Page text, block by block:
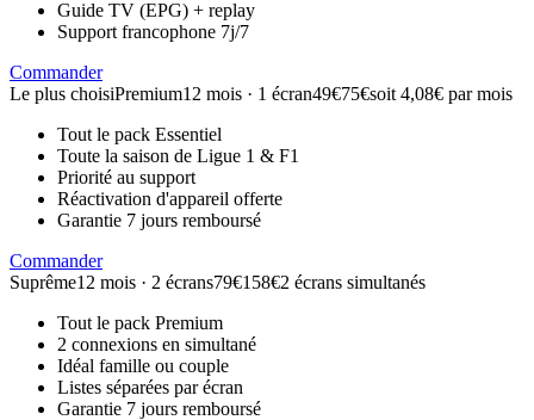
Guide TV (EPG) + replay
Support francophone 7j/7
Commander
Le plus choisiPremium12 mois · 1 écran49€75€soit 4,08€ par mois
Tout le pack Essentiel
Toute la saison de Ligue 1 & F1
Priorité au support
Réactivation d'appareil offerte
Garantie 7 jours remboursé
Commander
Suprême12 mois · 2 écrans79€158€2 écrans simultanés
Tout le pack Premium
2 connexions en simultané
Idéal famille ou couple
Listes séparées par écran
Garantie 7 jours remboursé